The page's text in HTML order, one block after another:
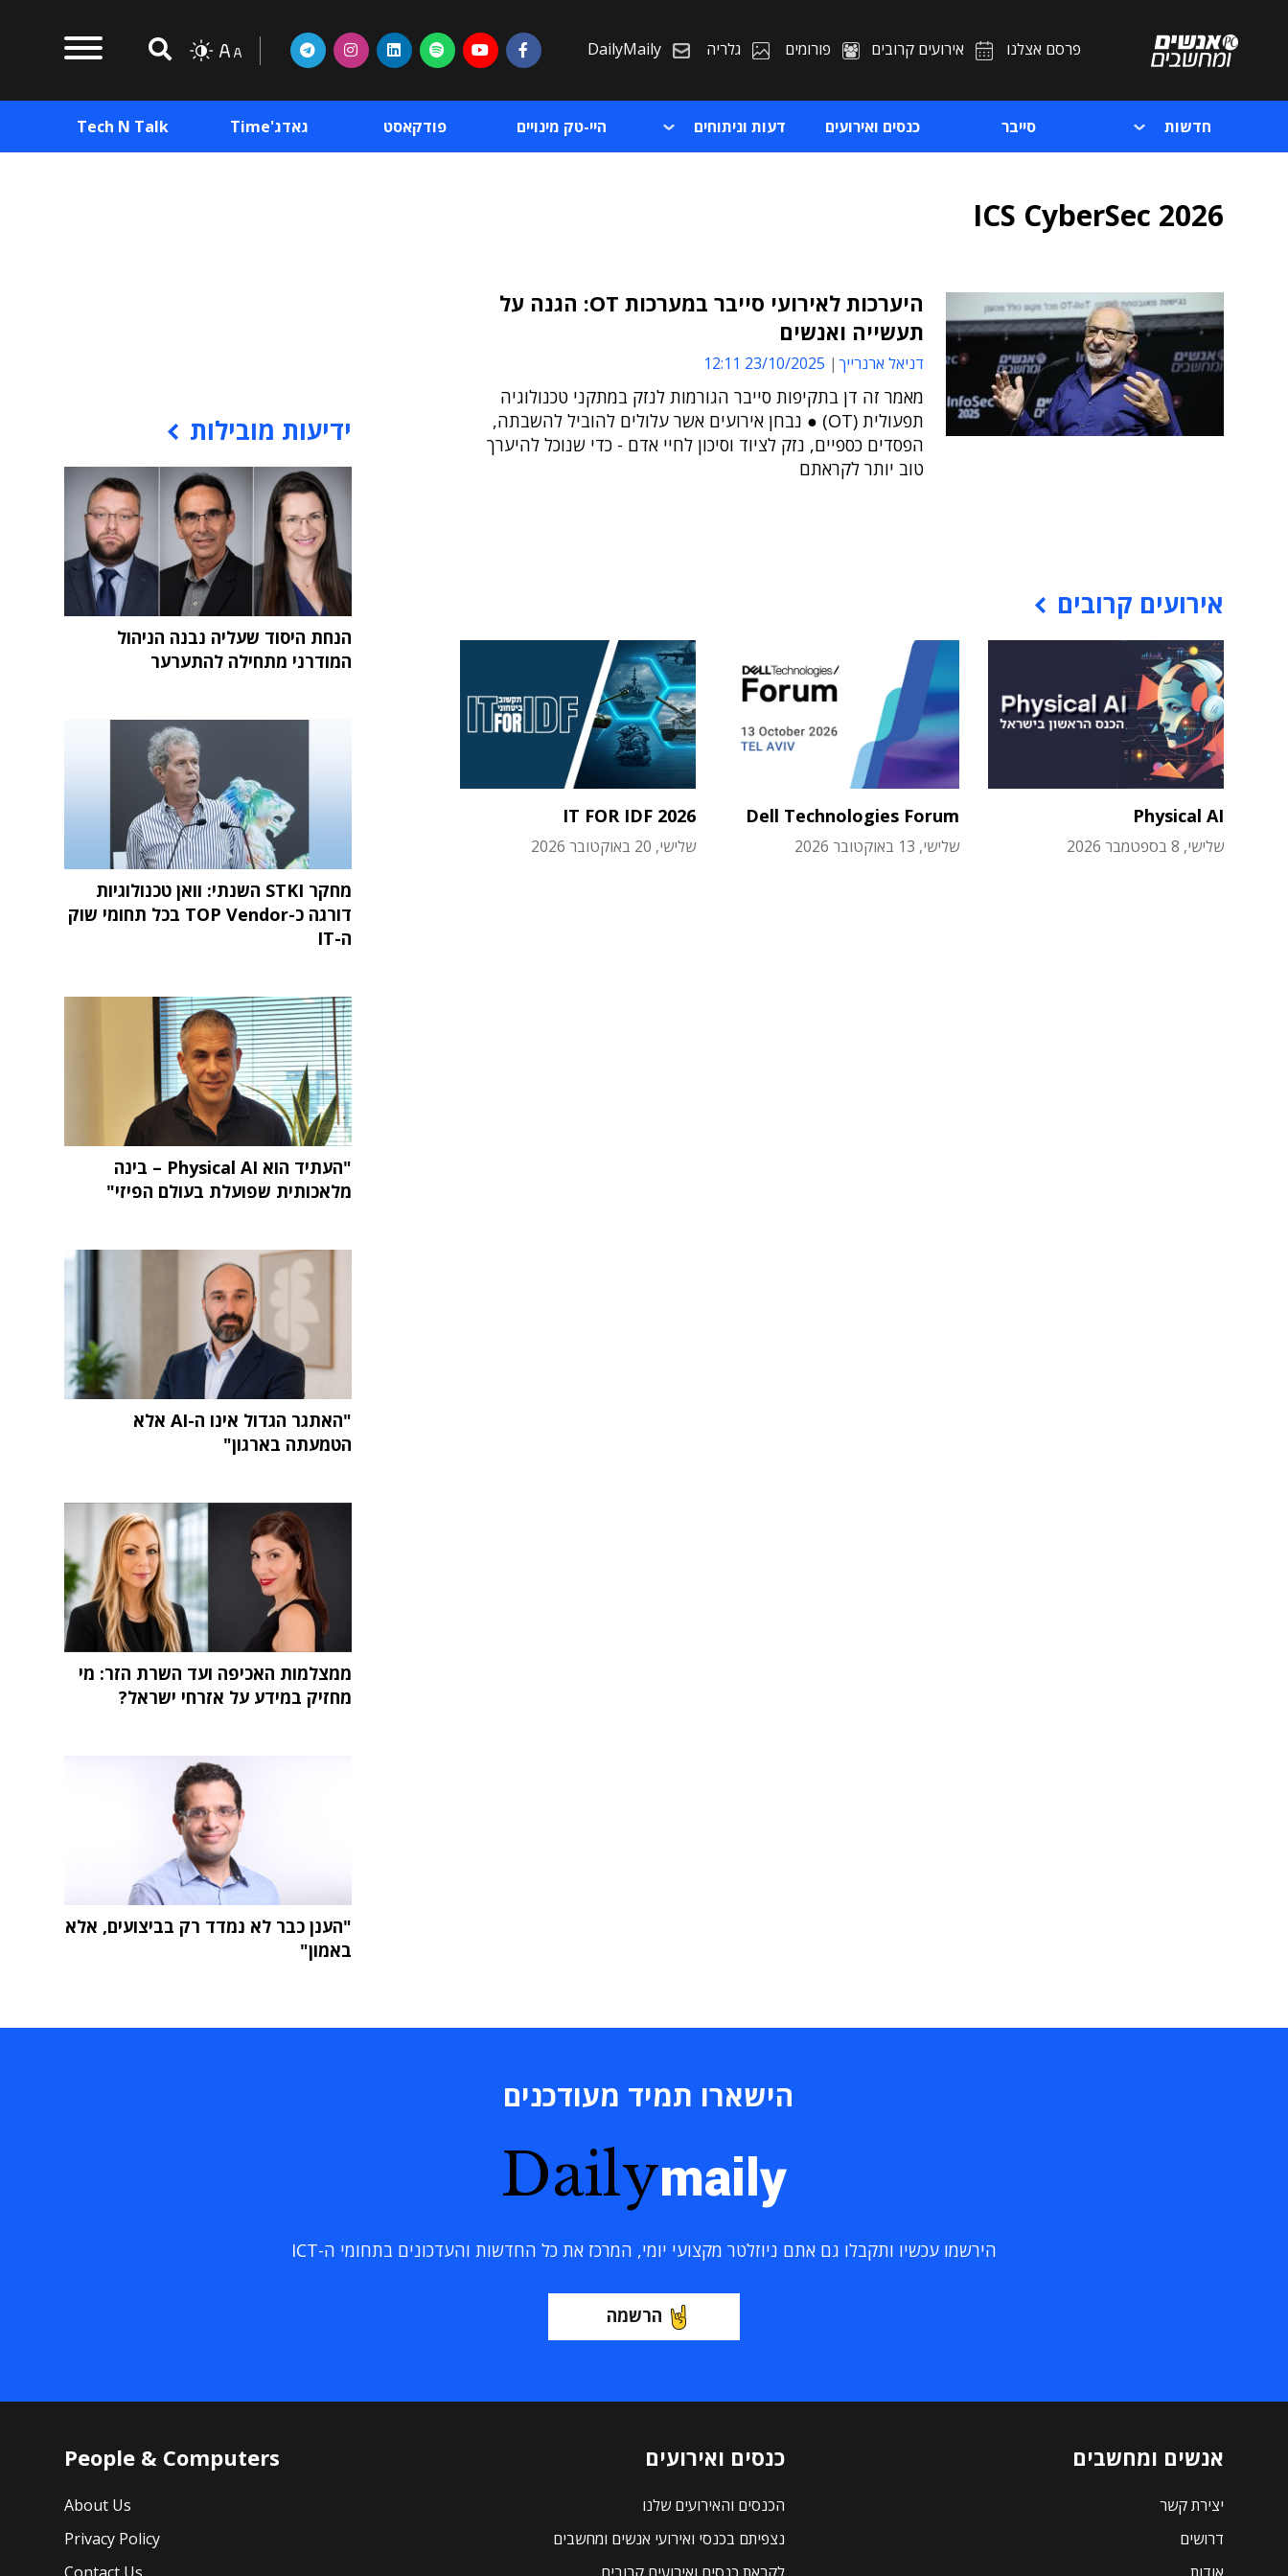
פרסם אצלנו אירועים קרובים פורומים גלריה DailyMaily
חדשות סייבר כנסים ואירועים דעות וניתוחים היי-טק מינויים פודקאסט גאדג'Time Tech N Talk
ICS CyberSec 2026
היערכות לאירועי סייבר במערכות OT: הגנה על
תעשייה ואנשים
דניאל ארנרייך 23/10/2025 12:11
מאמר זה דן בתקיפות סייבר הגורמות לנזק במתקני טכנולוגיה
תפעולית (OT) ● נבחן אירועים אשר עלולים להוביל להשבתה,
הפסדים כספיים, נזק לציוד וסיכון לחיי אדם - כדי שנוכל להיערך
טוב יותר לקראתם
אירועים קרובים
Physical AI
שלישי, 8 בספטמבר 2026
Dell Technologies Forum
שלישי, 13 באוקטובר 2026
IT FOR IDF 2026
שלישי, 20 באוקטובר 2026
ידיעות מובילות
הנחת היסוד שעליה נבנה הניהול
המודרני מתחילה להתערער
מחקר STKI השנתי: וואן טכנולוגיות
דורגה כ-TOP Vendor בכל תחומי שוק
ה-IT
"העתיד הוא Physical AI – בינה
מלאכותית שפועלת בעולם הפיזי"
"האתגר הגדול אינו ה-AI אלא
הטמעתה בארגון"
ממצלמות האכיפה ועד השרת הזר: מי
מחזיק במידע על אזרחי ישראל?
"הענן כבר לא נמדד רק בביצועים, אלא
באמון"
הישארו תמיד מעודכנים
Dailymaily
הירשמו עכשיו ותקבלו גם אתם ניוזלטר מקצועי יומי, המרכז את כל החדשות והעדכונים בתחומי ה-ICT
הרשמה
אנשים ומחשבים
יצירת קשר
דרושים
כנסים ואירועים
הכנסים והאירועים שלנו
נצפיתם בכנסי ואירועי אנשים ומחשבים
People & Computers
About Us
Privacy Policy